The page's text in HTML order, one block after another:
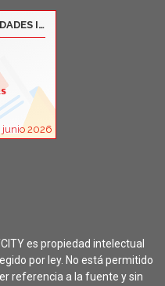
es propiedad intelectual
por ley. No está permitido
referencia a la fuente y sin